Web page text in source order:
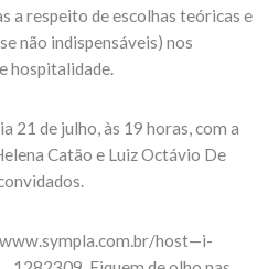
a respeito de escolhas teóricas e
não indispensáveis) nos
hospitalidade.
21 de julho, às 19 horas, com a
Catão e Luiz Octávio De
host—i-